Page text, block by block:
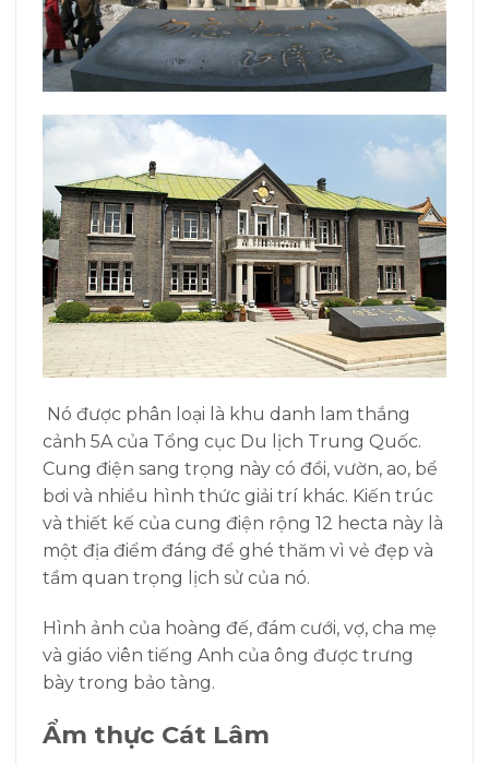
Nó được phân loại là khu danh lam thắng
cảnh 5A của Tổng cục Du lịch Trung Quốc.
Cung điện sang trọng này có đồi, vườn, ao, bể
bơi và nhiều hình thức giải trí khác. Kiến trúc
và thiết kế của cung điện rộng 12 hecta này là
một địa điểm đáng để ghé thăm vì vẻ đẹp và
tầm quan trọng lịch sử của nó.
Hình ảnh của hoàng đế, đám cưới, vợ, cha mẹ
và giáo viên tiếng Anh của ông được trưng
bày trong bảo tàng.
Ẩm thực Cát Lâm